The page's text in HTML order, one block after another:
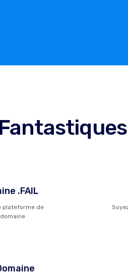
.FAIL
plateforme de